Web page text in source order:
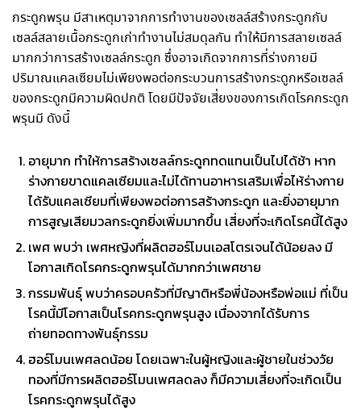
กระดูกพรุน มีสาเหตุมาจากการทำงานของเซลล์สร้างกระดูกกับ
เซลล์สลายเนื้อกระดูกเก่าทำงานไม่สมดุลกัน ทำให้มีการสลายเซลล์
มากกว่าการสร้างเซลล์กระดูก ซึ่งอาจเกิดจากการที่ร่างกายมี
ปริมาณแคลเซียมไม่เพียงพอต่อกระบวนการสร้างกระดูกหรือเซลล์
ของกระดูกมีความผิดปกติ โดยมีปัจจัยเสี่ยงของการเกิดโรคกระดูก
พรุนมี ดังนี้
อายุมาก ทำให้การสร้างเซลล์กระดูกทดแทนเป็นไปได้ช้า หาก
ร่างกายขาดแคลเซียมและไม่ได้ทานอาหารเสริมเพื่อไห้ร่างกาย
ได้รับแคลเซียมที่เพียงพอต่อการสร้างกระดูก และยิ่งอายุมาก
การสูญเสียมวลกระดูกยิ่งเพิ่มมากขึ้น เสี่ยงที่จะเกิดโรคนี้ได้สูง
เพศ พบว่า เพศหญิงที่ผลิตฮอร์โมนเอสโตรเจนได้น้อยลง มี
โอกาสเกิดโรคกระดูกพรุนได้มากกว่าเพศชาย
กรรมพันธุ์ พบว่าครอบครัวที่มีญาติหรือพี่น้องหรือพ่อแม่ ที่เป็น
โรคนี้มีโอกาสเป็นโรคกระดูกพรุนสูง เนื่องจากได้รับการ
ถ่ายทอดทางพันธุ์กรรม
ฮอร์โมนเพศลดน้อย โดยเฉพาะในผู้หญิงและผู้ชายในช่วงวัย
ทองที่มีการผลิตฮอร์โมนเพศลดลง ก็มีความเสี่ยงที่จะเกิดเป็น
โรคกระดูกพรุนได้สูง